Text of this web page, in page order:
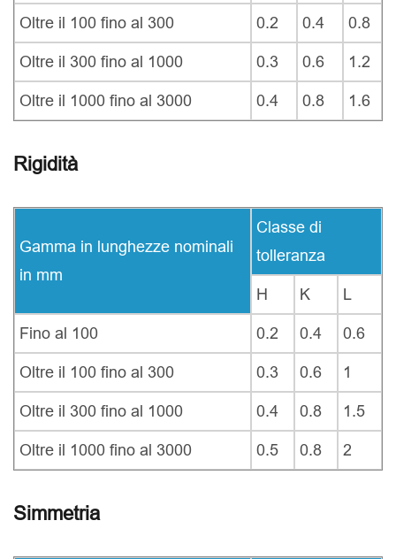
Oltre il 100 fino al 300 0.2 0.4 0.8
Oltre il 300 fino al 1000 0.3 0.6 1.2
Oltre il 1000 fino al 3000 0.4 0.8 1.6
Rigidità
Gamma in lunghezze nominali
in mm
Classe di
tolleranza
H K L
Fino al 100 0.2 0.4 0.6
Oltre il 100 fino al 300 0.3 0.6 1
Oltre il 300 fino al 1000 0.4 0.8 1.5
Oltre il 1000 fino al 3000 0.5 0.8 2
Simmetria